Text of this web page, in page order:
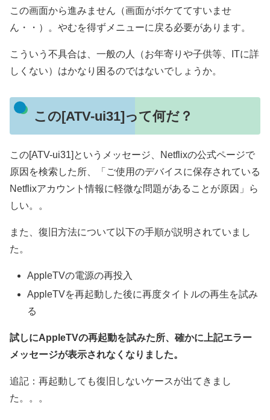
この画面から進みません（画面がボケててすいませ
ん・・）。やむを得ずメニューに戻る必要があります。
こういう不具合は、一般の人（お年寄りや子供等、ITに詳
しくない）はかなり困るのではないでしょうか。
この[ATV-ui31]って何だ？
この[ATV-ui31]というメッセージ、Netflixの公式ページで
原因を検索した所、「ご使用のデバイスに保存されている
Netflixアカウント情報に軽微な問題があることが原因」ら
しい。。
また、復旧方法について以下の手順が説明されていまし
た。
AppleTVの電源の再投入
AppleTVを再起動した後に再度タイトルの再生を試み
る
試しにAppleTVの再起動を試みた所、確かに上記エラー
メッセージが表示されなくなりました。
追記：再起動しても復旧しないケースが出てきまし
た。。。